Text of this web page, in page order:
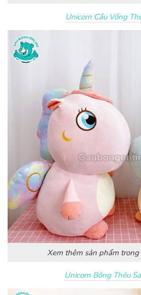
Unicorn Cầu Vồng
Xem thêm sản phẩm trong
Unicorn Bông Thêu